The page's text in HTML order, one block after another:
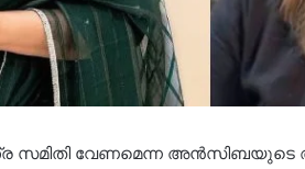
സമിതി വേണമെന്ന അന്‍സിബയുടെ